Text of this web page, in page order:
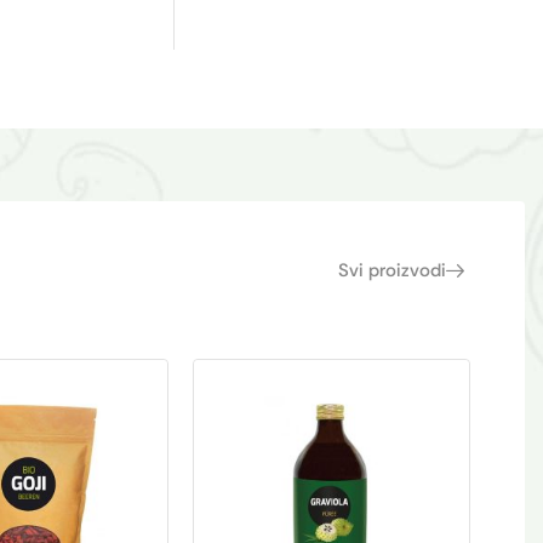
Svi proizvodi